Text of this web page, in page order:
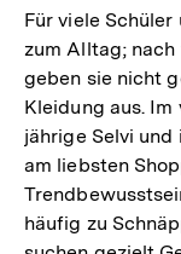
Für viele
zum Alltag;
geben sie nicht
Kleidung aus.
jährige Selvi und
am liebsten
häufig zu